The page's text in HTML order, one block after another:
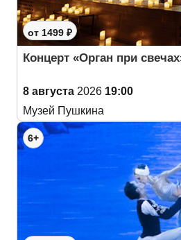
от 1499 ₽
Концерт «Орган при
8 августа 2026 19:00
Музей Пушкина
6+